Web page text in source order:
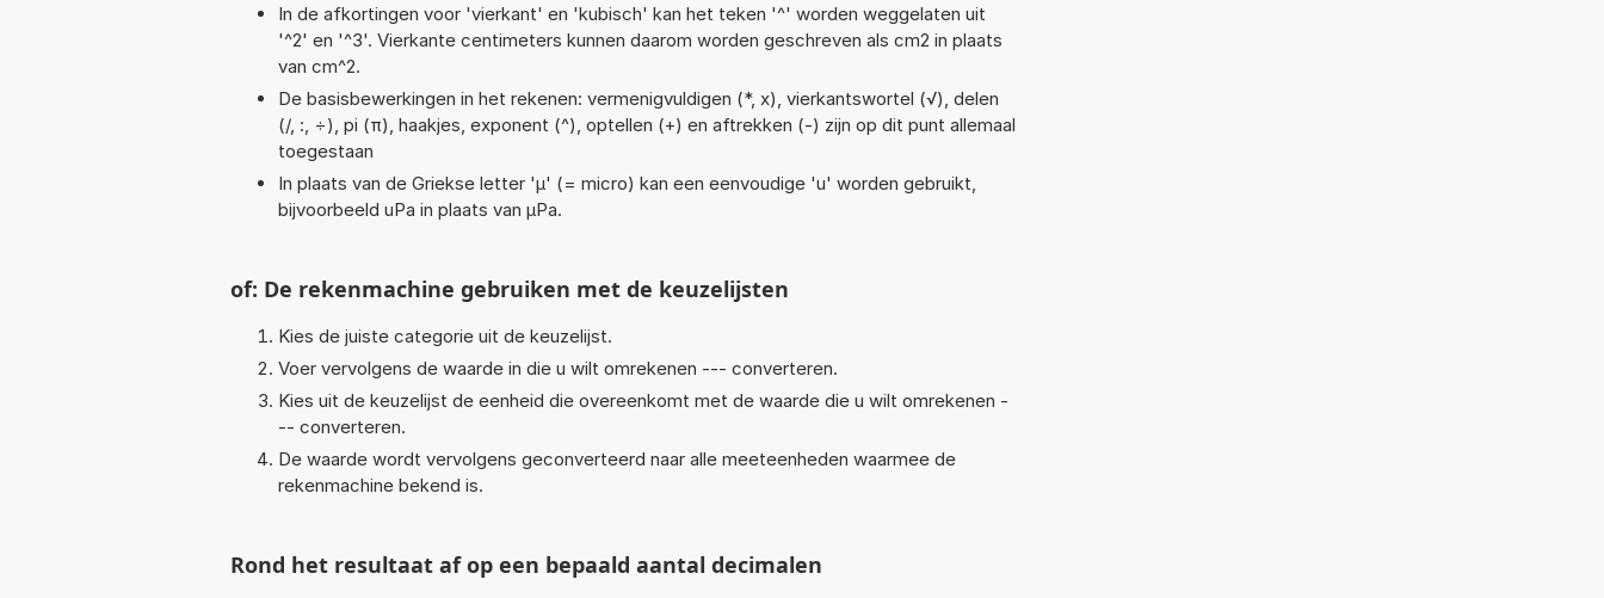
In de afkortingen voor 'vierkant' en 'kubisch' kan het teken '^' worden weggelaten uit
'^2' en '^3'. Vierkante centimeters kunnen daarom worden geschreven als cm2 in plaats
van cm^2.
De basisbewerkingen in het rekenen: vermenigvuldigen (*, x), vierkantswortel (√), delen
(/, :, ÷), pi (π), haakjes, exponent (^), optellen (+) en aftrekken (-) zijn op dit punt allemaal
toegestaan
In plaats van de Griekse letter 'µ' (= micro) kan een eenvoudige 'u' worden gebruikt,
bijvoorbeeld uPa in plaats van µPa.
of: De rekenmachine gebruiken met de keuzelijsten
Kies de juiste categorie uit de keuzelijst.
Voer vervolgens de waarde in die u wilt omrekenen --- converteren.
Kies uit de keuzelijst de eenheid die overeenkomt met de waarde die u wilt omrekenen -
-- converteren.
De waarde wordt vervolgens geconverteerd naar alle meeteenheden waarmee de
rekenmachine bekend is.
Rond het resultaat af op een bepaald aantal decimalen